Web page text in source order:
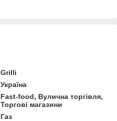
Grilli
Україна
Fast-food, Вулична торгівля,
Торгові магазини
Газ